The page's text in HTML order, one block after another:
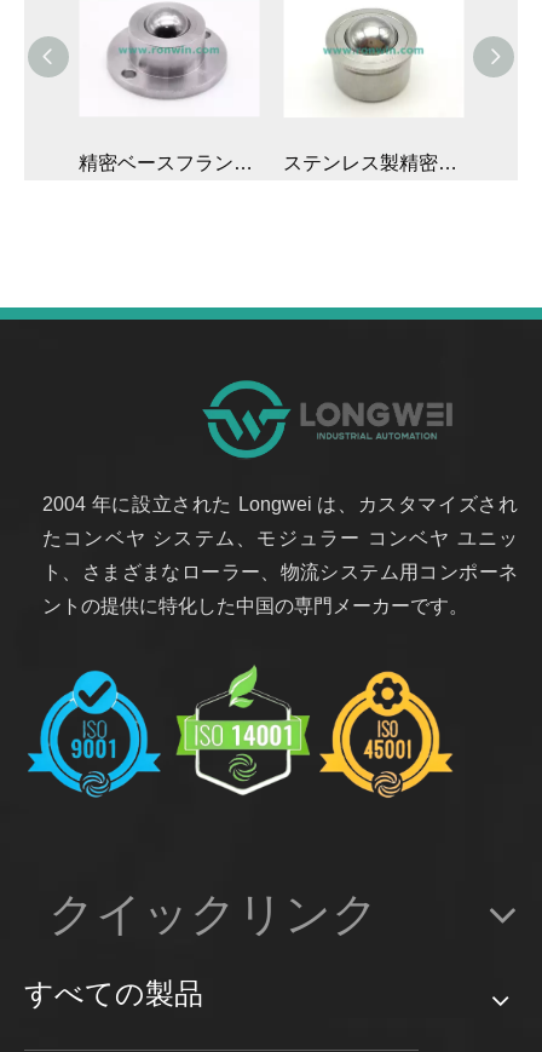
精密ベースフランジマウントミニボール転送ユニット ステンレス製精密プレーンボディ ミニボールトランスファーユニット
2004 年に設立された Longwei は、カスタマイズされ
たコンベヤ システム、モジュラー コンベヤ ユニッ
ト、さまざまなローラー、物流システム用コンポーネ
ントの提供に特化した中国の専門メーカーです。
クイックリンク
すべての製品